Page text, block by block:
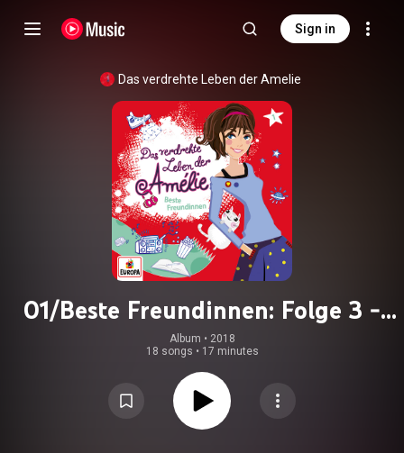
Sign in
Das verdrehte Leben der Amelie
01/Beste Freundinnen: Folge 3 -
Kuschelwopf
Album • 2018
18 songs • 17 minutes